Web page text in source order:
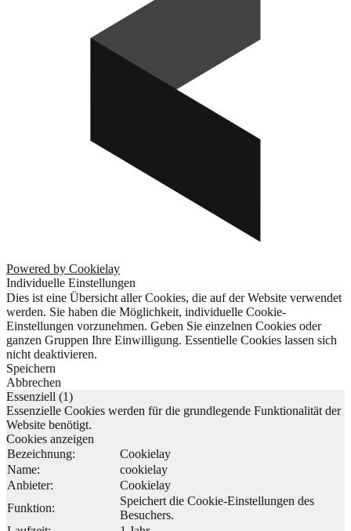
Powered by Cookielay
Individuelle Einstellungen
Dies ist eine Übersicht aller Cookies, die auf der Website verwendet
werden. Sie haben die Möglichkeit, individuelle Cookie-
Einstellungen vorzunehmen. Geben Sie einzelnen Cookies oder
ganzen Gruppen Ihre Einwilligung. Essentielle Cookies lassen sich
nicht deaktivieren.
Speichern
Abbrechen
Essenziell (1)
Essenzielle Cookies werden für die grundlegende Funktionalität der
Website benötigt.
Cookies anzeigen
Bezeichnung:
Cookielay
Name:
cookielay
Anbieter:
Cookielay
Funktion:
Speichert die Cookie-Einstellungen des
Besuchers.